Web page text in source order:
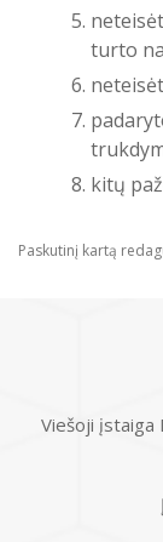
turto
kitų
Paskutinį kartą
Viešoji įstaiga